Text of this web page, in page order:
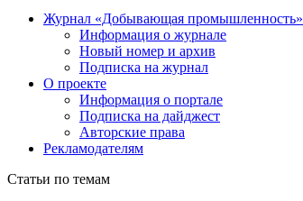
Журнал «Добывающая промышленность»
Информация о журнале
Новый номер и архив
Подписка на журнал
О проекте
Информация о портале
Подписка на дайджест
Авторские права
Рекламодателям
Статьи по темам